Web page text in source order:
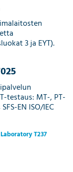
3 ja EYT).
testaus: MT-, PT-
EN ISO/IEC
T237